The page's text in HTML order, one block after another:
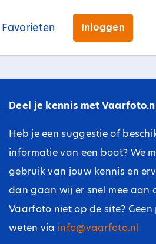
Favorieten Inloggen
Deel je kennis met
Heb je een suggestie of
informatie van een boot? We
gebruik van jouw kennis en
dan gaan wij er snel mee aan
Vaarfoto niet op de site?
weten via info@vaarfoto.nl